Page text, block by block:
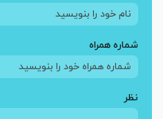
شماره همراه
نظر